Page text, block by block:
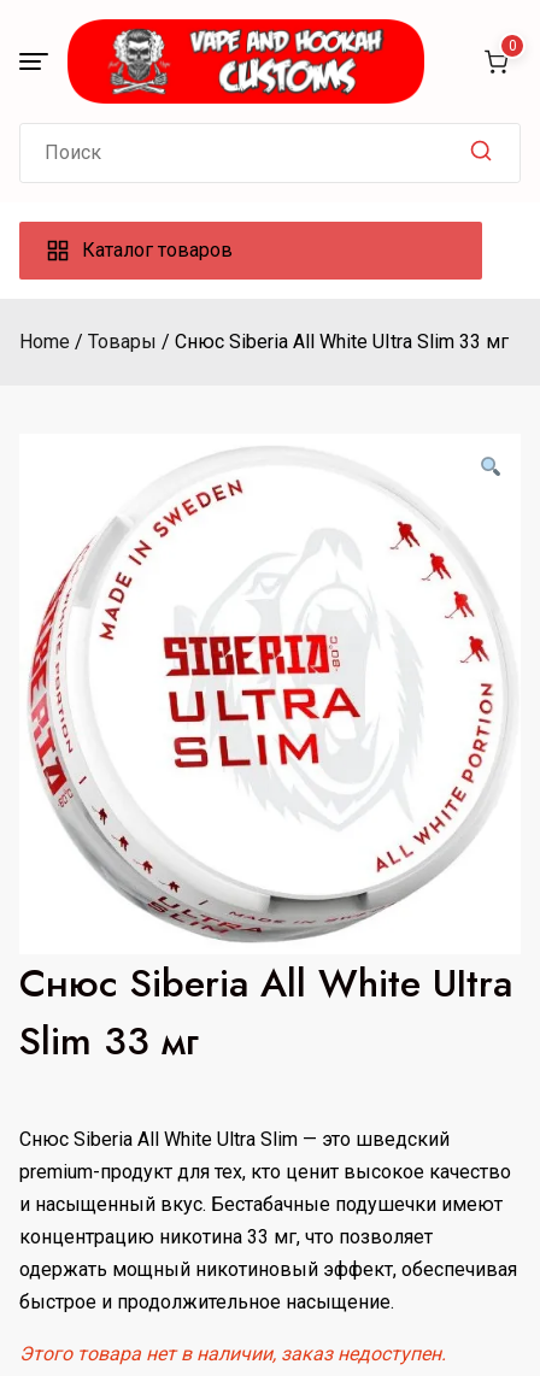
content
0
for:
Каталог товаров
Home Товары Снюс Siberia All White UItra Slim 33 мг
Снюс Siberia All White UItra
Slim 33 мг
Снюс Siberia All White Ultra Slim — это шведский
premium-продукт для тех, кто ценит высокое качество
и насыщенный вкус. Бестабачные подушечки имеют
концентрацию никотина 33 мг, что позволяет
одержать мощный никотиновый эффект, обеспечивая
быстрое и продолжительное насыщение.
Этого товара нет в наличии, заказ недоступен.